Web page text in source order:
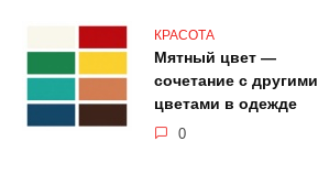
КРАСОТА
Мятный цвет —
сочетание с другими
цветами в одежде
0